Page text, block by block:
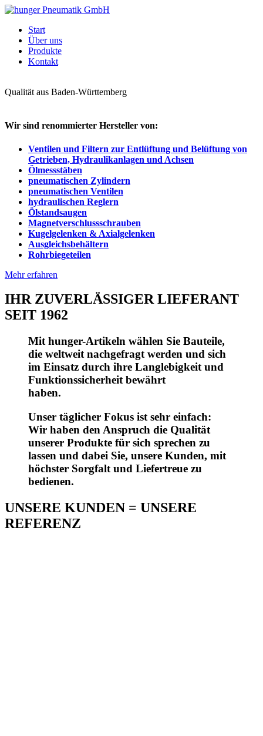
Start
Über uns
Produkte
Kontakt
Qualität aus Baden-Württemberg
Wir sind renommierter Hersteller von:
Ventilen und Filtern zur Entlüftung und Belüftung von
Getrieben, Hydraulikanlagen und Achsen
Ölmessstäben
pneumatischen Zylindern
pneumatischen Ventilen
hydraulischen Reglern
Ölstandsaugen
Magnetverschlussschrauben
Kugelgelenken & Axialgelenken
Ausgleichsbehältern
Rohrbiegeteilen
Mehr erfahren
IHR ZUVERLÄSSIGER LIEFERANT
SEIT 1962
Mit hunger-Artikeln wählen Sie Bauteile,
die weltweit nachgefragt werden und sich
im Einsatz durch ihre Langlebigkeit und
Funktionssicherheit bewährt
haben.
Unser täglicher Fokus ist sehr einfach:
Wir haben den Anspruch die Qualität
unserer Produkte für sich sprechen zu
lassen und dabei Sie, unsere Kunden, mit
höchster Sorgfalt und Liefertreue zu
bedienen.
UNSERE KUNDEN = UNSERE
REFERENZ